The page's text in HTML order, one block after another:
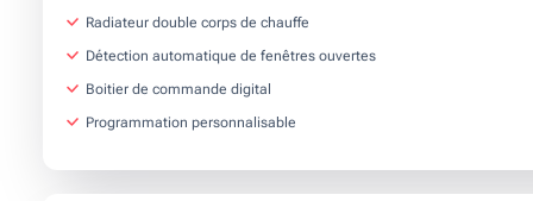
Radiateur double corps de chauffe
Détection automatique de fenêtres ouvertes
Boitier de commande digital
Programmation personnalisable